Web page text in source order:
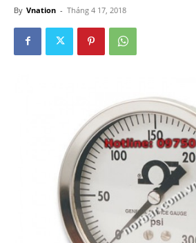
By Vnation - Tháng 4 17, 2018